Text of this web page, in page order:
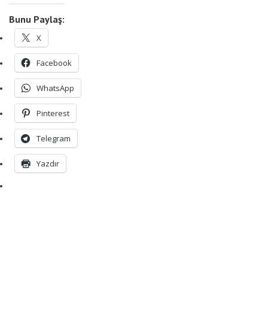
Bunu Paylaş:
X
Facebook
WhatsApp
Pinterest
Telegram
Yazdır